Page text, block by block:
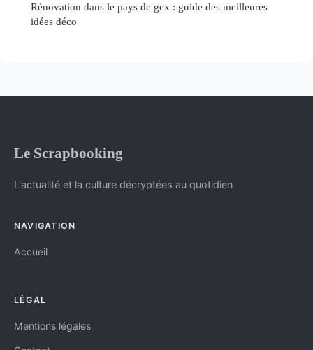
Rénovation dans le pays de gex : guide des meilleures
idées déco
Le Scrapbooking
L'actualité et la culture décryptées au quotidien
NAVIGATION
Accueil
LÉGAL
Mentions légales